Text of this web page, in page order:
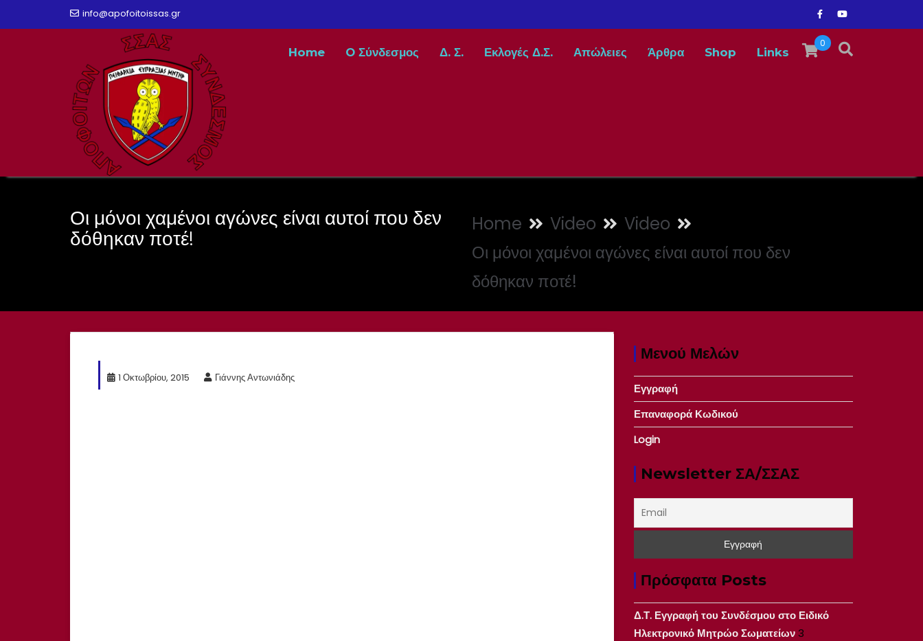
info@apofoitoissas.gr
0
Home O Σύνδεσμος Δ. Σ. Εκλογές Δ.Σ. Απώλειες Άρθρα Shop Links
Οι μόνοι χαμένοι αγώνες είναι αυτοί που δεν
δόθηκαν ποτέ!
Home Video
Video
Οι μόνοι χαμένοι αγώνες είναι αυτοί που δεν
δόθηκαν ποτέ!
1 Οκτωβρίου, 2015 Γιάννης Αντωνιάδης
Μενού Μελών
Εγγραφή
Επαναφορά Κωδικού
Login
Newsletter ΣΑ/ΣΣΑΣ
Πρόσφατα Posts
Δ.Τ. Εγγραφή του Συνδέσμου στο Ειδικό
Ηλεκτρονικό Μητρώο Σωματείων3